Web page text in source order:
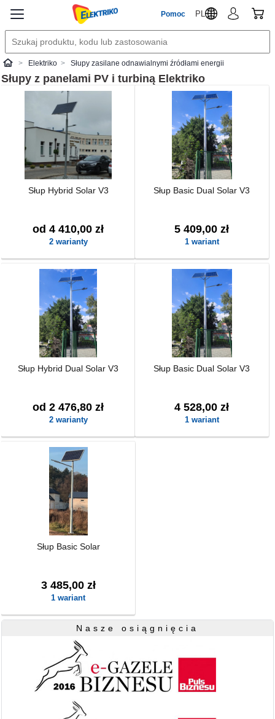
Pomoc PL
ElektrikoElektriko Słupy zasilane odnawialnymi źródłami energii
Słupy z panelami PV i turbiną Elektriko
Słup Hybrid Solar V3
od 4 410,00 zł
2 warianty
Słup Basic Dual Solar V3
5 409,00 zł
1 wariant
Słup Hybrid Dual Solar V3
od 2 476,80 zł
2 warianty
Słup Basic Dual Solar V3
4 528,00 zł
1 wariant
Słup Basic Solar
3 485,00 zł
1 wariant
Nasze osiągnięcia